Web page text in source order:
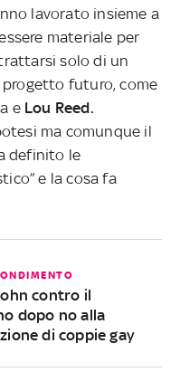
lavorato insieme a
materiale per
solo di un
futuro, come
e Lou Reed.
ma comunque il
definito le
e la cosa fa
contro il
dopo no alla
di coppie gay